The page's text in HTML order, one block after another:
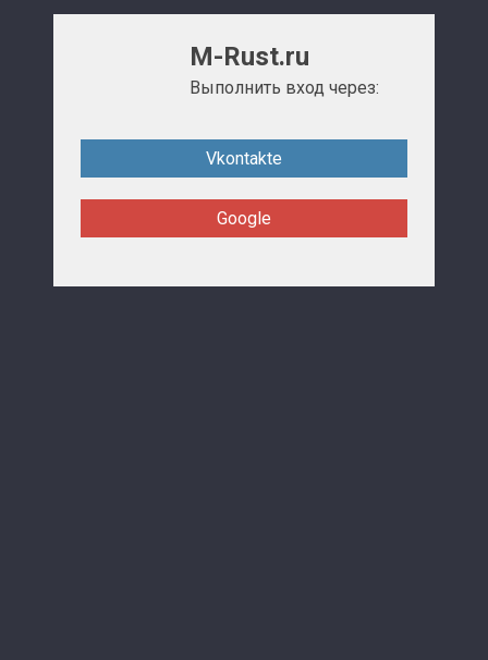
M-Rust.ru
Выполнить вход через:
Vkontakte
Google